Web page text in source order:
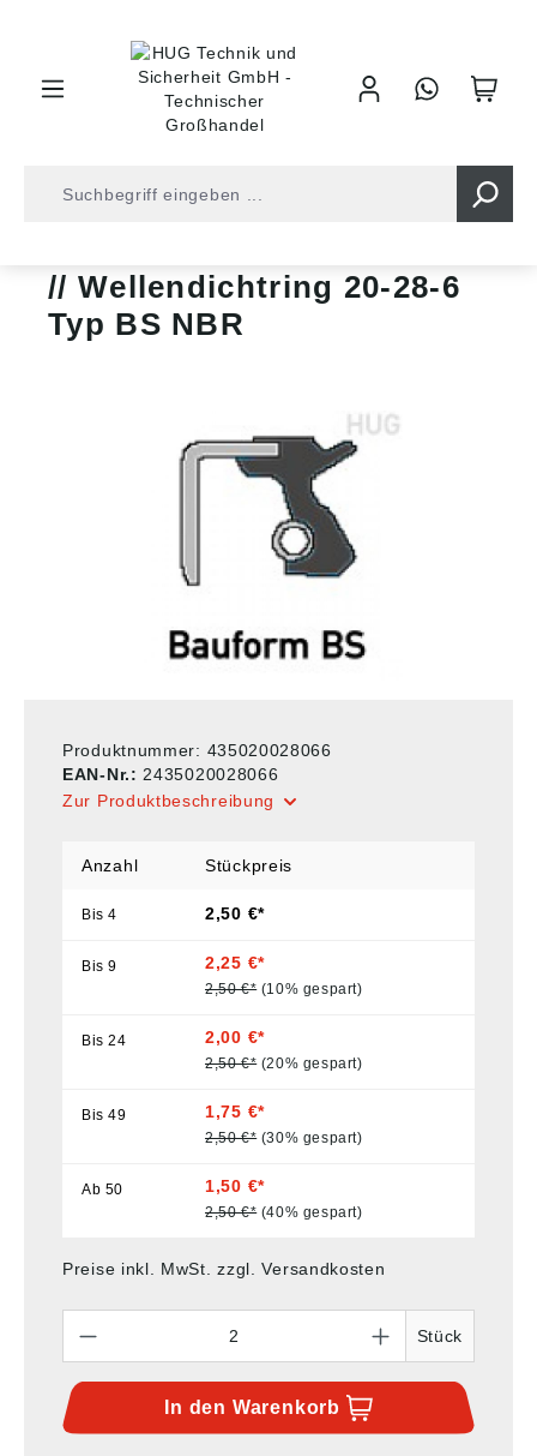
Wellendichtring 20-28-6
Typ BS NBR
Produktnummer: 435020028066
EAN-Nr.: 2435020028066
Zur Produktbeschreibung
Anzahl Stückpreis
Bis4 2,50 €*
Bis9 2,25 €*
2,50 €* (10% gespart)
Bis24 2,00 €*
2,50 €* (20% gespart)
Bis49 1,75 €*
2,50 €* (30% gespart)
Ab 50 1,50 €*
2,50 €* (40% gespart)
Preise inkl. MwSt. zzgl. Versandkosten
Stück
In den Warenkorb